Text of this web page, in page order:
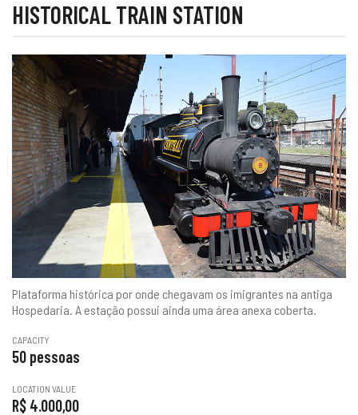
HISTORICAL TRAIN STATION
Plataforma histórica por onde chegavam os imigrantes na antiga
Hospedaria. A estação possui ainda uma área anexa coberta.
CAPACITY
50 pessoas
LOCATION VALUE
R$ 4.000,00